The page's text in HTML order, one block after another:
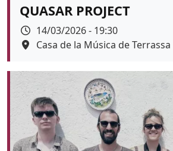
QUASAR PROJECT
Data
14/03/2026 - 19:30
Espai
Casa de la Música de Terrassa